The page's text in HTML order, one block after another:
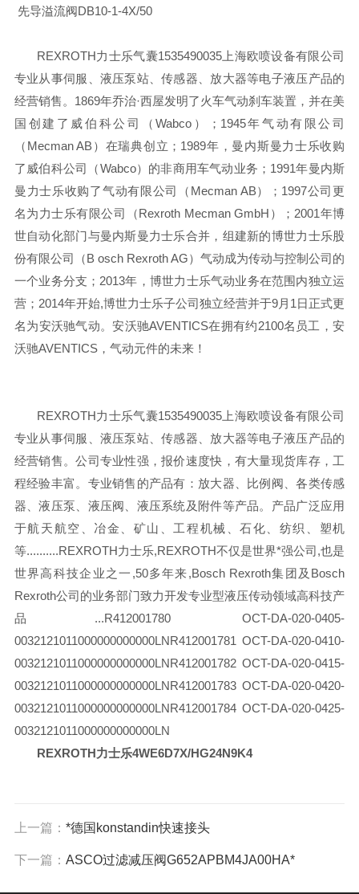
先导溢流阀DB10-1-4X/50
REXROTH力士乐气囊1535490035上海欧喷设备有限公司
专业从事伺服、液压泵站、传感器、放大器等电子液压产品的
经营销售。 1869年乔治·西屋发明了火车气动刹车装置，并在美
国创建了威伯科公司（Wabco）； 1945年气动有限公司
（Mecman AB）在瑞典创立； 1989年，曼内斯曼力士乐收购
了威伯科公司（Wabco）的非商用车气动业务； 1991年曼内斯
曼力士乐收购了气动有限公司（Mecman AB）； 1997公司更
名为力士乐有限公司（Rexroth Mecman GmbH）； 2001年博
世自动化部门与曼内斯曼力士乐合并，组建新的博世力士乐股
份有限公司（B osch Rexroth AG）气动成为传动与控制公司的
一个业务分支； 2013年，博世力士乐气动业务在范围内独立运
营； 2014年开始,博世力士乐子公司独立经营并于9月1日正式更
名为安沃驰气动。安沃驰AVENTICS在拥有约2100名员工，安
沃驰AVENTICS，气动元件的未来！
REXROTH力士乐气囊1535490035上海欧喷设备有限公司
专业从事伺服、液压泵站、传感器、放大器等电子液压产品的
经营销售。公司专业性强，报价速度快，有大量现货库存，工
程经验丰富。专业销售的产品有：放大器、比例阀、各类传感
器、液压泵、液压阀、液压系统及附件等产品。产品广泛应用
于航天航空、冶金、矿山、工程机械、石化、纺织、塑机
等..........REXROTH力士乐,REXROTH不仅是世界*强公司,也是
世界高科技企业之一,50多年来,Bosch Rexroth集团及Bosch
Rexroth公司的业务部门致力开发专业型液压传动领域高科技产
品...R412001780 OCT-DA-020-0405-
0032121011000000000000LNR412001781 OCT-DA-020-0410-
0032121011000000000000LNR412001782 OCT-DA-020-0415-
0032121011000000000000LNR412001783 OCT-DA-020-0420-
0032121011000000000000LNR412001784 OCT-DA-020-0425-
0032121011000000000000LN
REXROTH力士乐4WE6D7X/HG24N9K4
上一篇： *德国konstandin快速接头
下一篇： ASCO过滤减压阀G652APBM4JA00HA*